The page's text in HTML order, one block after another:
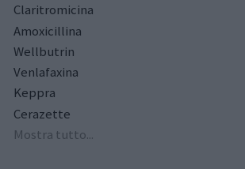
Claritromicina
Amoxicillina
Wellbutrin
Venlafaxina
Keppra
Cerazette
Mostra tutto...